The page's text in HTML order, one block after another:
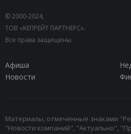
© 2000-2024,
ТОВ «КЕПРЕЙТ ПАРТНЕРС».
Все права защищены.
Афиша
Новости
Материалы, отмеченные знаками
"Новости компаний", "Актуально",